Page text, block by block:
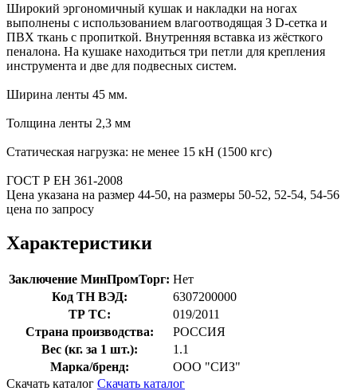
Широкий эргономичный кушак и накладки на ногах
выполнены с использованием влагоотводящая 3 D-сетка и
ПВХ ткань с пропиткой. Внутренняя вставка из жёсткого
пеналона. На кушаке находиться три петли для крепления
инструмента и две для подвесных систем.
Ширина ленты 45 мм.
Толщина ленты 2,3 мм
Статическая нагрузка: не менее 15 кН (1500 кгс)
ГОСТ Р ЕН 361-2008
Цена указана на размер 44-50, на размеры 50-52, 52-54, 54-56
цена по запросу
Характеристики
Заключение МинПромТорг: Нет
Код ТН ВЭД:
6307200000
ТР ТС:
019/2011
Страна производства:
РОССИЯ
Вес (кг. за 1 шт.):
1.1
Марка/бренд:
ООО "СИЗ"
Скачать каталог Скачать каталог